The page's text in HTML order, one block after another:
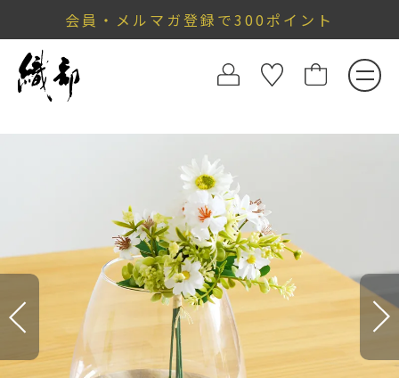
会員・メルマガ登録で300ポイント